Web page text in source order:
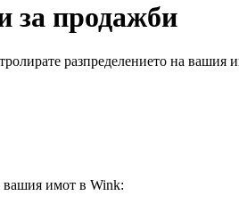
за продажби
разпределението на
вашия имот в Wink: